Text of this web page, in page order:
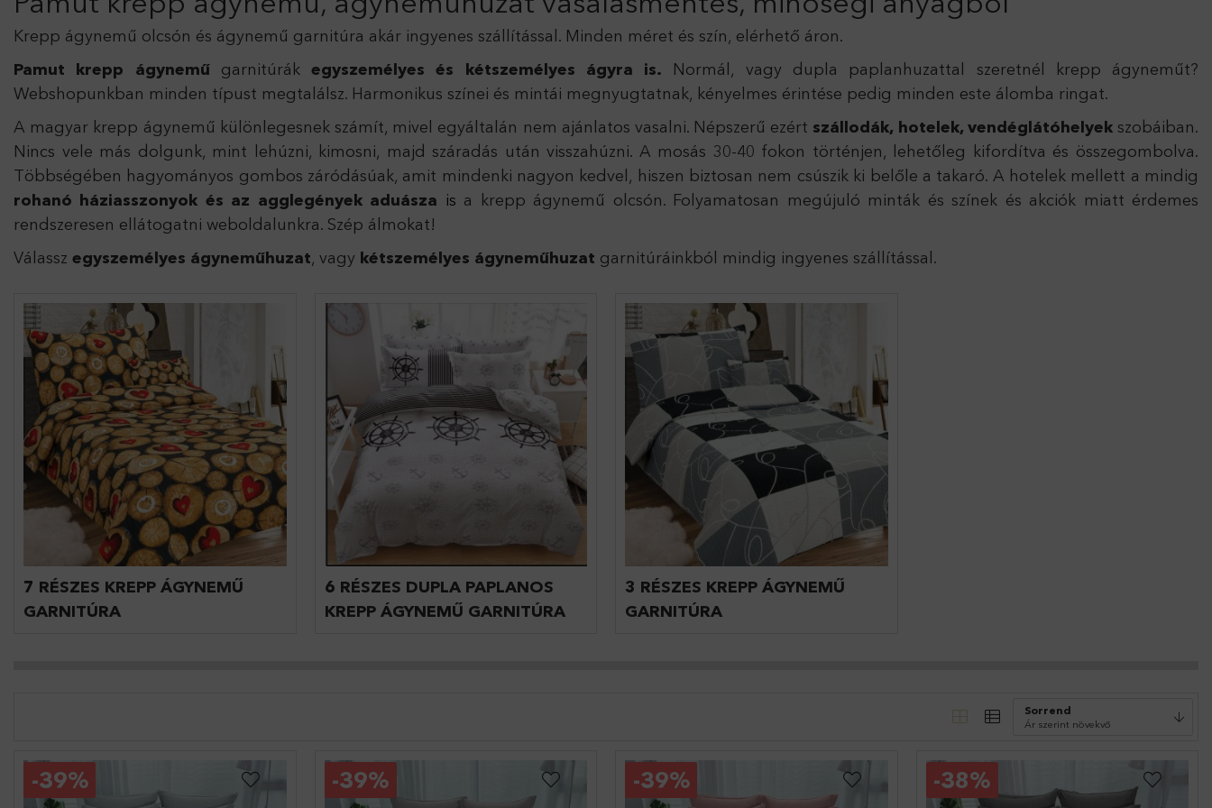
Krepp ágynemű olcsón és ágynemű garnitúra akár ingyenes szállítással. Minden méret és szín, elérhető áron.
Pamut krepp ágyneműgarnitúrákegyszemélyes és kétszemélyes ágyra is. Normál, vagy dupla paplanhuzattal szeretnél krepp ágyneműt?
Webshopunkban minden típust megtalálsz. Harmonikus színei és mintái megnyugtatnak, kényelmes érintése pedig minden este álomba ringat.
A magyar krepp ágynemű különlegesnek számít, mivel egyáltalán nem ajánlatos vasalni. Népszerű ezért szállodák, hotelek, vendéglátóhelyekszobáiban.
Nincs vele más dolgunk, mint lehúzni, kimosni, majd száradás után visszahúzni. A mosás 30-40 fokon történjen, lehetőleg kifordítva és összegombolva.
Többségében hagyományos gombos záródásúak, amit mindenki nagyon kedvel, hiszen biztosan nem csúszik ki belőle a takaró. A hotelek mellett a mindig
rohanó háziasszonyok és az agglegények aduásza is a krepp ágynemű olcsón. Folyamatosan megújuló minták és színek és akciók miatt érdemes
rendszeresen ellátogatni weboldalunkra. Szép álmokat!
Válassz egyszemélyes ágyneműhuzat, vagy kétszemélyes ágyneműhuzat garnitúráinkból mindig ingyenes szállítással.
7 RÉSZES KREPP ÁGYNEMŰ
GARNITÚRA
6 RÉSZES DUPLA PAPLANOS
KREPP ÁGYNEMŰ GARNITÚRA
3 RÉSZES KREPP ÁGYNEMŰ
GARNITÚRA
Sorrend
-39% -39% -39% -38%